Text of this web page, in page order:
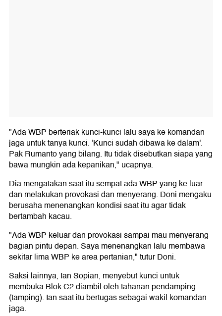
"Ada WBP berteriak kunci-kunci lalu saya ke komandan
jaga untuk tanya kunci. 'Kunci sudah dibawa ke dalam'.
Pak Rumanto yang bilang. Itu tidak disebutkan siapa yang
bawa mungkin ada kepanikan," ucapnya.
Dia mengatakan saat itu sempat ada WBP yang ke luar
dan melakukan provokasi dan menyerang. Doni mengaku
berusaha menenangkan kondisi saat itu agar tidak
bertambah kacau.
"Ada WBP keluar dan provokasi sampai mau menyerang
bagian pintu depan. Saya menenangkan lalu membawa
sekitar lima WBP ke area pertanian," tutur Doni.
Saksi lainnya, Ian Sopian, menyebut kunci untuk
membuka Blok C2 diambil oleh tahanan pendamping
(tamping). Ian saat itu bertugas sebagai wakil komandan
jaga.